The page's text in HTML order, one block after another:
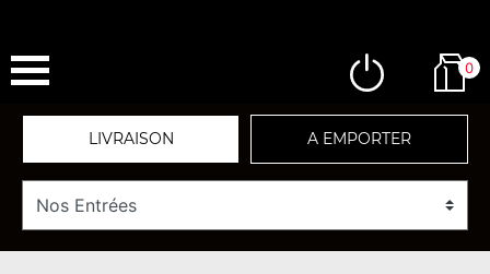
0
LIVRAISON A EMPORTER